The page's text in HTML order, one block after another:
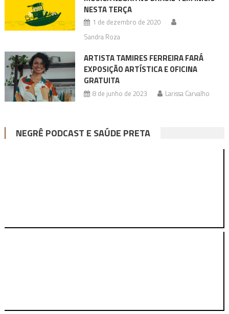
NESTA TERÇA
1 de dezembro de 2020
Sandra Roza
ARTISTA TAMIRES FERREIRA FARÁ
EXPOSIÇÃO ARTÍSTICA E OFICINA
GRATUITA
8 de junho de 2023 Larissa Carvalho
NEGRÊ PODCAST E SAÚDE PRETA